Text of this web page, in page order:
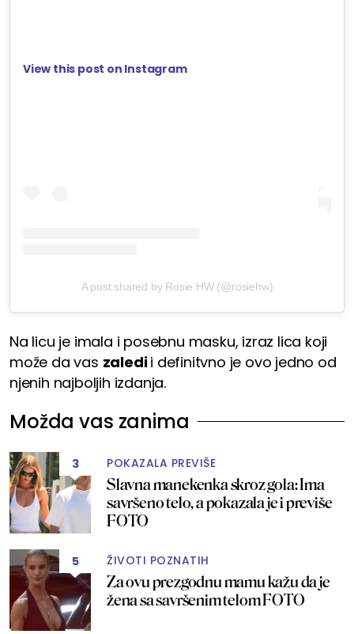
View this post on Instagram
A post shared by Rosie HW (@rosiehw)
Na licu je imala i posebnu masku, izraz lica koji
može da vas zaledii definitvno je ovo jedno od
njenih najboljih izdanja.
Možda vas zanima
3 POKAZALA PREVIŠE
Slavna manekenka skroz gola: Ima
savršeno telo, a pokazala je i previše
FOTO
5 ŽIVOTI POZNATIH
Za ovu prezgodnu mamu kažu da je
žena sa savršenim telom FOTO